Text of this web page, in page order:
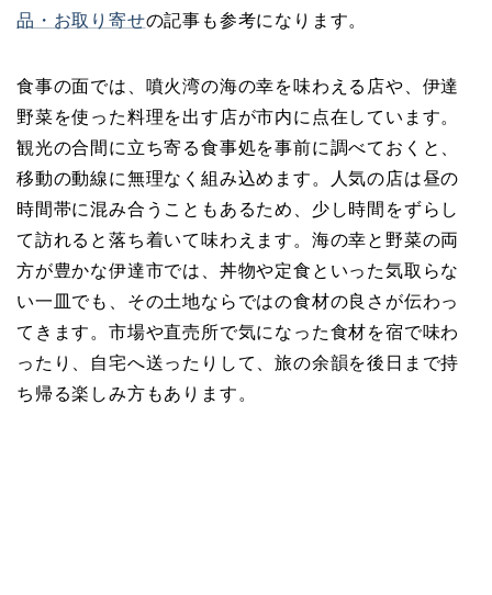
品・お取り寄せの記事も参考になります。
食事の面では、噴火湾の海の幸を味わえる店や、伊達
野菜を使った料理を出す店が市内に点在しています。
観光の合間に立ち寄る食事処を事前に調べておくと、
移動の動線に無理なく組み込めます。人気の店は昼の
時間帯に混み合うこともあるため、少し時間をずらし
て訪れると落ち着いて味わえます。海の幸と野菜の両
方が豊かな伊達市では、丼物や定食といった気取らな
い一皿でも、その土地ならではの食材の良さが伝わっ
てきます。市場や直売所で気になった食材を宿で味わ
ったり、自宅へ送ったりして、旅の余韻を後日まで持
ち帰る楽しみ方もあります。